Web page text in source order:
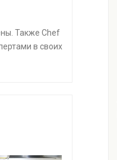
Также Chef
в своих